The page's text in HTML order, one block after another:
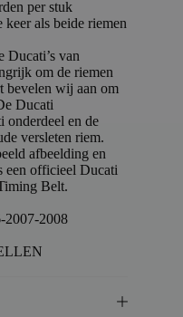
per stuk
als beide riemen
Ducati’s van
om de riemen
bevelen wij aan om
Ducati
onderdeel en de
versleten riem.
afbeelding en
een officieel Ducati
Belt.
2007-2008